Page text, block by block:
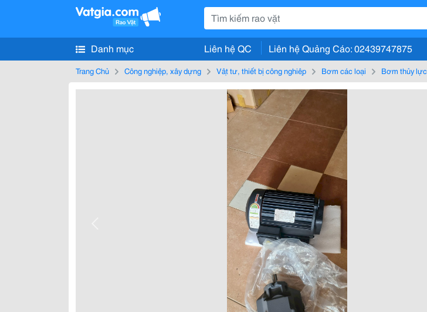
Danh mục Liên hệ QC Liên hệ Quảng Cáo: 02439747875
Trang Chủ Công nghiệp, xây dựng Vật tư, thiết bị công nghiệp Bơm các loại Bơm thủy lực